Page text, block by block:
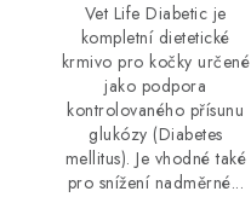
Vet Life Diabetic je
kompletní dietetické
krmivo pro kočky určené
jako podpora
kontrolovaného přísunu
glukózy (Diabetes
mellitus). Je vhodné také
pro snížení nadměrné...